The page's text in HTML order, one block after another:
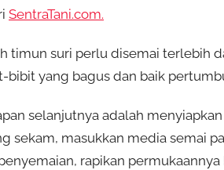
SentraTani.com.
timun suri perlu disemai terlebih
yang bagus dan baik
selanjutnya adalah
sekam, masukkan media semai
rapikan